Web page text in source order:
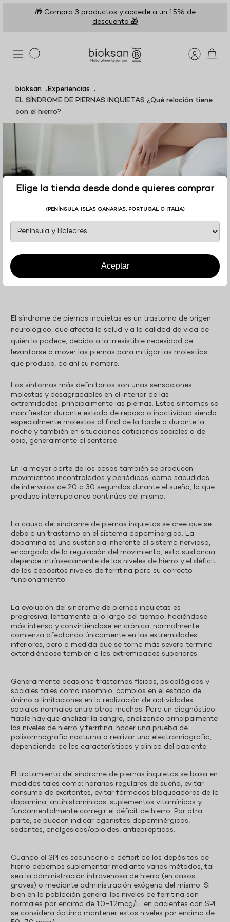
Elige la tienda desde donde quieres comprar
(PENÍNSULA, ISLAS CANARIAS, PORTUGAL O ITALIA)
Aceptar
🎁 Compra 3 productos y accede a un 15% de
descuento 🎁
Buscar
bioksan
Experiencias
EL SÍNDROME DE PIERNAS INQUIETAS ¿Qué relación tiene
con el hierro?
EL SÍNDROME DE PIERNAS
INQUIETAS ¿QUÉ RELACIÓN TIENE
El síndrome de piernas inquietas es un trastorno de origen
neurológico, que afecta la salud y a la calidad de vida de
quién lo padece, debido a la irresistible necesidad de
levantarse o mover las piernas para mitigar las molestias
que produce, de ahí su nombre.
Los síntomas más definitorios son unas sensaciones
molestas y desagradables en el interior de las
extremidades, principalmente las piernas. Estos síntomas se
manifiestan durante estado de reposo o inactividad siendo
especialmente molestos al final de la tarde o durante la
noche y también en situaciones cotidianas sociales o de
ocio, generalmente al sentarse.
En la mayor parte de los casos también se producen
movimientos incontrolados y periódicos, como sacudidas
de intervalos de 20 a 30 segundos durante el sueño, lo que
produce interrupciones continúas del mismo.
La causa del síndrome de piernas inquietas se cree que se
debe a un trastorno en el sistema dopaminérgico. La
dopamina es una sustancia inherente al sistema nervioso,
encargada de la regulación del movimiento, esta sustancia
depende intrínsecamente de los niveles de hierro y el déficit
de los depósitos niveles de ferritina para su correcto
funcionamiento.
La evolución del síndrome de piernas inquietas es
progresiva, lentamente a lo largo del tiempo, haciéndose
más intensa y convirtiéndose en crónica, normalmente
comienza afectando únicamente en las extremidades
inferiores, pero a medida que se torna más severo termina
extendiéndose también a las extremidades superiores.
Generalmente ocasiona trastornos físicos, psicológicos y
sociales tales como insomnio, cambios en el estado de
ánimo o limitaciones en la realización de actividades
sociales normales entre otros muchos. Para un diagnóstico
fiable hay que analizar la sangre, analizando principalmente
los niveles de hierro y ferritina, hacer una prueba de
polisomnografía nocturna o realizar una electromiografía,
dependiendo de las características y clínica del paciente.
El tratamiento del síndrome de piernas inquietas se basa en
medidas tales como: horarios regulares de sueño, evitar
consumo de excitantes, evitar fármacos bloqueadores de la
dopamina, antihistamínicos, suplementos vitamínicos y
fundamentalmente corregir el déficit de hierro. Por otra
parte, se pueden indicar agonistas dopaminérgicos,
sedantes, analgésicos/opioides, antiepilépticos.
Cuando el SPI es secundario a déficit de los depósitos de
hierro debemos suplementar mediante varios métodos, tal
sea la administración intravenosa de hierro (en casos
graves) o mediante administración exógena del mismo. Si
bien en la población general los niveles de ferritina son
normales por encima de 10-12mcg/L, en pacientes con SPI
se considera óptimo mantener estos niveles por encima de